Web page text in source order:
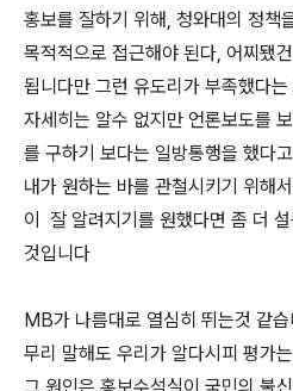
홍보를 잘하기 위해, 청와대의 정책
목적적으로 접근해야 된다, 어찌됐
됩니다만 그런 유도리가 부족했다
자세히는 알수 없지만 언론보도를
를 구하기 보다는 일방통행을 했다
내가 원하는 바를 관철시키기 위해
이 잘 알려지기를 원했다면 좀 더
것입니다
MB가 나름대로 열심히 뛰는것 같
무리 말해도 우리가 알다시피 평가